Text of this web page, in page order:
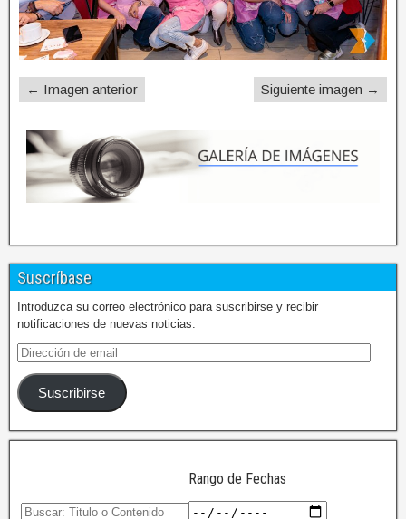
← Imagen anterior Siguiente imagen →
Suscríbase
Introduzca su correo electrónico para suscribirse y recibir
notificaciones de nuevas noticias.
Suscribirse
Rango de Fechas